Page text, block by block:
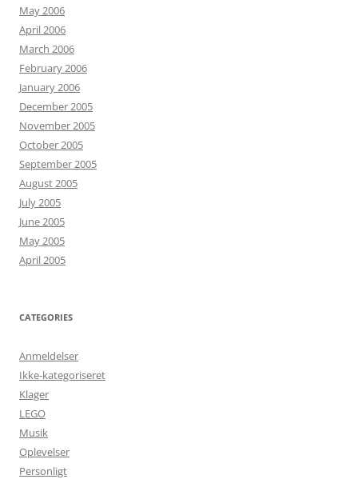
May 2006
April 2006
March 2006
February 2006
January 2006
December 2005
November 2005
October 2005
September 2005
August 2005
July 2005
June 2005
May 2005
April 2005
CATEGORIES
Anmeldelser
Ikke-kategoriseret
Klager
LEGO
Musik
Oplevelser
Personligt